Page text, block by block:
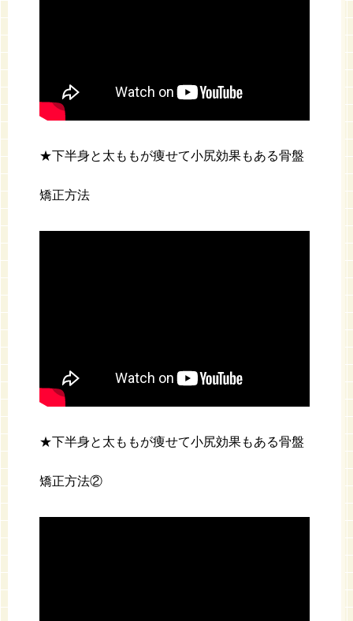
★下半身と太ももが痩せて小尻効果もある骨盤
矯正方法
★下半身と太ももが痩せて小尻効果もある骨盤
矯正方法②